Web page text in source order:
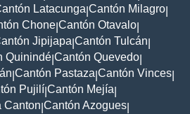
Latacunga Cantón Milagro
Chone Cantón Otavalo
Jipijapa Cantón Tulcán
Quinindé Cantón Quevedo
Cantón Pastaza Cantón Vinces
Pujilí Cantón Mejía
Canton Cantón Azogues